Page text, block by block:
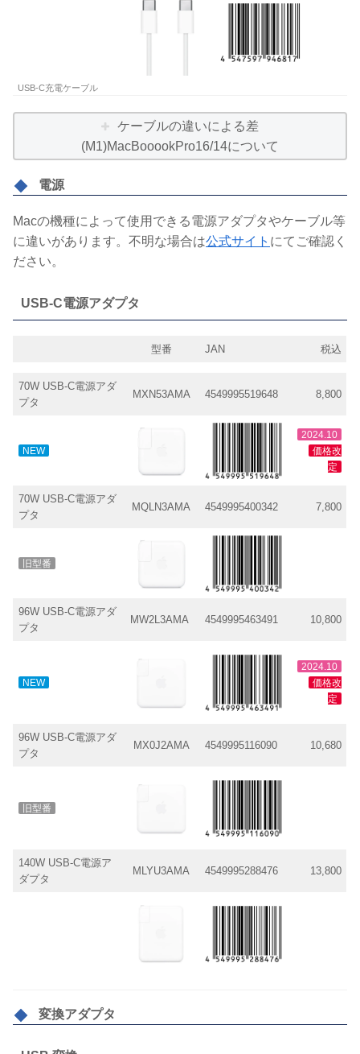
USB-C充電ケーブル
ケーブルの違いによる差
(M1)MacBooookPro16/14について
電源
Macの機種によって使用できる電源アダプタやケーブル等
に違いがあります。不明な場合は公式サイト にてご確認く
ださい。
USB-C電源アダプタ
型番 JAN 税込
70W USB-C電源アダ
プタ
MXN53AMA 4549995519648 8,800
NEW
2024.10
価格改
定
70W USB-C電源アダ
プタ
MQLN3AMA 4549995400342 7,800
旧型番
96W USB-C電源アダ
プタ
MW2L3AMA 4549995463491 10,800
NEW
2024.10
価格改
定
96W USB-C電源アダ
プタ
MX0J2AMA 4549995116090 10,680
旧型番
140W USB-C電源ア
ダプタ
MLYU3AMA 4549995288476 13,800
変換アダプタ